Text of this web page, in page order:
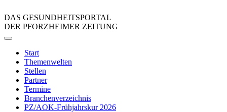
DAS GESUNDHEITSPORTAL
DER PFORZHEIMER ZEITUNG
Start
Themenwelten
Stellen
Partner
Termine
Branchenverzeichnis
PZ/AOK-Frühjahrskur 2026